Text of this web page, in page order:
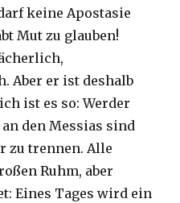
keine Apostasie
Mut zu glauben!
Aber er ist deshalb
ist es so: Werder
den Messias sind
zu trennen. Alle
Ruhm, aber
Eines Tages wird ein